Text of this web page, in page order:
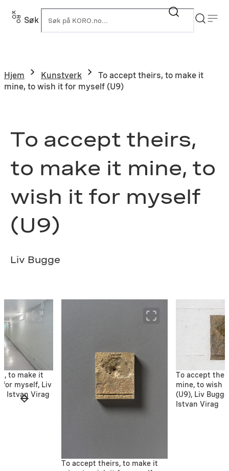
Hopp
Søk
Hjem Kunstverk
To accept theirs, to make it
mine, to wish it for myself (U9)
To accept theirs,
to make it mine, to
wish it for myself
(U9)
Liv Bugge
to make it
myself, Liv
Istvan Virag
To accept theirs, to make it
To accept
mine, to wish
(U9), Liv
Istvan Virag